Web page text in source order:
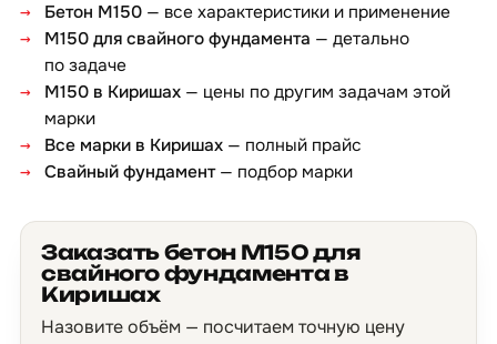
Бетон М150 — все характеристики и применение
М150 для свайного фундамента — детально
по задаче
М150 в Киришах — цены по другим задачам этой
марки
Все марки в Киришах — полный прайс
Свайный фундамент— подбор марки
Заказать бетон М150 для
свайного фундамента в
Киришах
Назовите объём — посчитаем точную цену